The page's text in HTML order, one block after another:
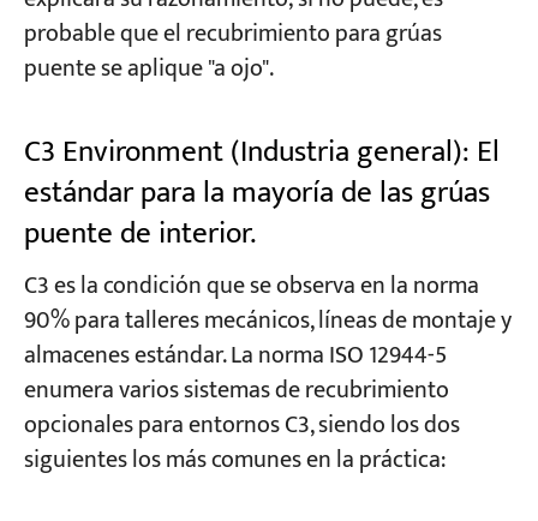
probable que el recubrimiento para grúas
puente se aplique "a ojo".
C3 Environment (Industria general): El
estándar para la mayoría de las grúas
puente de interior.
C3 es la condición que se observa en la norma
90% para talleres mecánicos, líneas de montaje y
almacenes estándar. La norma ISO 12944-5
enumera varios sistemas de recubrimiento
opcionales para entornos C3, siendo los dos
siguientes los más comunes en la práctica: